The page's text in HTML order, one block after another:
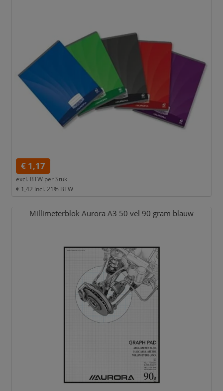
€ 1,17
excl. BTW per Stuk
€ 1,42 incl. 21% BTW
Millimeterblok Aurora A3 50 vel 90 gram blauw